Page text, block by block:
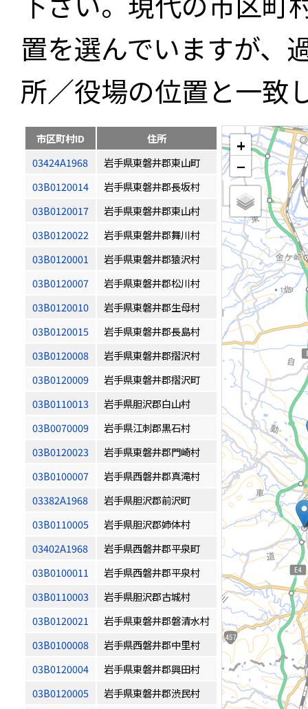
置を選んでいますが、
所／役場の位置と一致
市区町村ID
住所
03424A1968
岩手県東磐井郡東山町
03B0120014
岩手県東磐井郡長坂村
03B0120017
岩手県東磐井郡東山村
03B0120022
岩手県東磐井郡舞川村
03B0120001
岩手県東磐井郡猿沢村
03B0120007
岩手県東磐井郡松川村
03B0120010
岩手県東磐井郡生母村
03B0120015
岩手県東磐井郡長島村
03B0120008
岩手県東磐井郡摺沢村
03B0120009
岩手県東磐井郡摺沢町
03B0110013
岩手県胆沢郡白山村
03B0070009
岩手県江刺郡黒石村
03B0120023
岩手県東磐井郡門崎村
03B0100007
岩手県西磐井郡真滝村
03382A1968
岩手県胆沢郡前沢町
03B0110005
岩手県胆沢郡姉体村
03402A1968
岩手県西磐井郡平泉町
03B0100011
岩手県西磐井郡平泉村
03B0110003
岩手県胆沢郡古城村
03B0120021
岩手県東磐井郡磐清水村
03B0100008
岩手県西磐井郡中里村
03B0120004
岩手県東磐井郡興田村
03B0120005
岩手県東磐井郡渋民村
+
−